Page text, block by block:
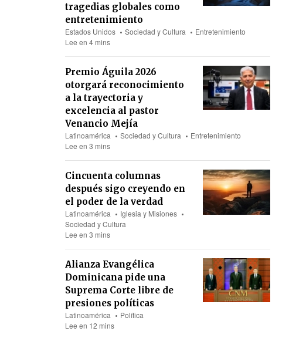
tragedias globales como
entretenimiento
Estados Unidos Sociedad y Cultura
Entretenimiento
Lee en 4 mins
Premio Águila 2026
otorgará reconocimiento
a la trayectoria y
excelencia al pastor
Venancio Mejía
Latinoamérica Sociedad y Cultura
Entretenimiento
Lee en 3 mins
Cincuenta columnas
después sigo creyendo en
el poder de la verdad
Latinoamérica
Iglesia y Misiones
Sociedad y Cultura
Lee en 3 mins
Alianza Evangélica
Dominicana pide una
Suprema Corte libre de
presiones políticas
Latinoamérica
Política
Lee en 12 mins